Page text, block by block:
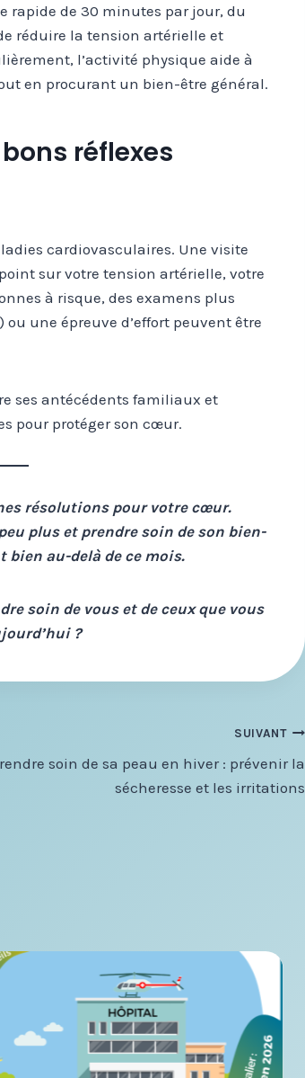
de 30 minutes par jour, du
réduire la tension artérielle et
l’activité physique aide à
en procurant un bien-être général.
réflexes
cardiovasculaires. Une visite
sur votre tension artérielle, votre
à risque, des examens plus
une épreuve d’effort peuvent être
ses antécédents familiaux et
pour protéger son cœur.
résolutions pour votre cœur.
plus et prendre soin de son bien-
au-delà de ce mois.
soin de vous et de ceux que vous
?
SUIVANT
soin de sa peau en hiver : prévenir la
sécheresse et les irritations